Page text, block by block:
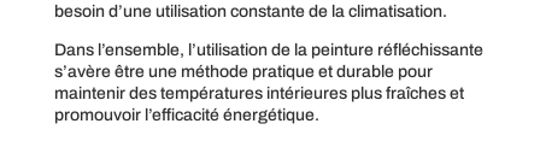
besoin d’une utilisation constante de la climatisation.
Dans l’ensemble, l’utilisation de la peinture réfléchissante
s’avère être une méthode pratique et durable pour
maintenir des températures intérieures plus fraîches et
promouvoir l’efficacité énergétique.